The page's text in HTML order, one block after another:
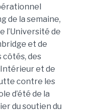
de la semaine,
l’Université de
et de
côtés, des
et de
contre les
d’été de la
du soutien du